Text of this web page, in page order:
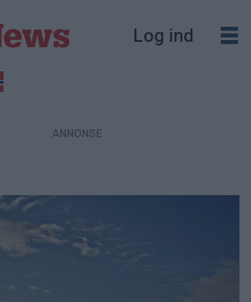
Log ind